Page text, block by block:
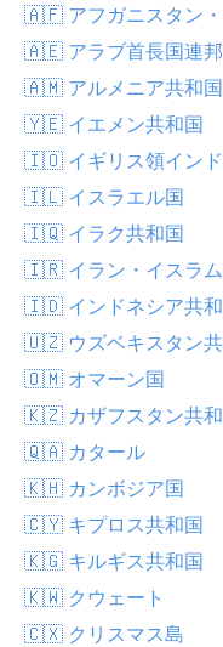
🇦🇫 アフガニスタン・
🇦🇪 アラブ首長国連邦
🇦🇲 アルメニア共和国
🇾🇪 イエメン共和国
🇮🇴 イギリス領イン
🇮🇱 イスラエル国
🇮🇶 イラク共和国
🇮🇷 イラン・イスラ
🇮🇩 インドネシア共
🇺🇿 ウズベキスタン
🇴🇲 オマーン国
🇰🇿 カザフスタン共
🇶🇦 カタール
🇰🇭 カンボジア国
🇨🇾 キプロス共和国
🇰🇬 キルギス共和国
🇰🇼 クウェート
🇨🇽 クリスマス島